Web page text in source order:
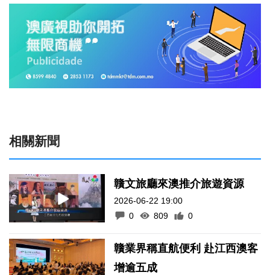
相關新聞
贛文旅廳來澳推介旅遊資源
2026-06-22 19:00
0
809 0
贛業界稱直航便利 赴江西澳客
增逾五成